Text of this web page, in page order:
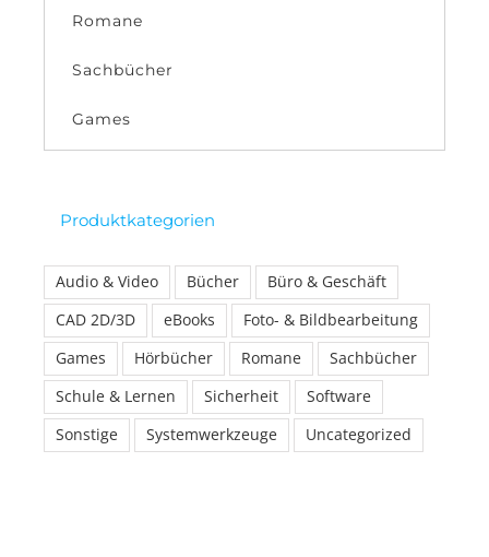
Romane
Sachbücher
Games
Produktkategorien
Audio & Video Bücher
Büro & Geschäft
CAD 2D/3D
eBooks
Foto- & Bildbearbeitung
Games
Hörbücher Romane
Sachbücher
Schule & Lernen
Sicherheit
Software
Sonstige
Systemwerkzeuge Uncategorized